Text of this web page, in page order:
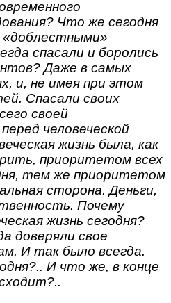
Что же сегодня
спасали и боролись
Даже в самых
и, не имея при этом
Спасали своих
своей
человеческой
жизнь была, как
приоритетом всех
тем же приоритетом
сторона. Деньги,
Почему
жизнь сегодня?
доверяли свое
И так было всегда.
И что же, в конце